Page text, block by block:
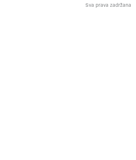
Sva prava zadržana